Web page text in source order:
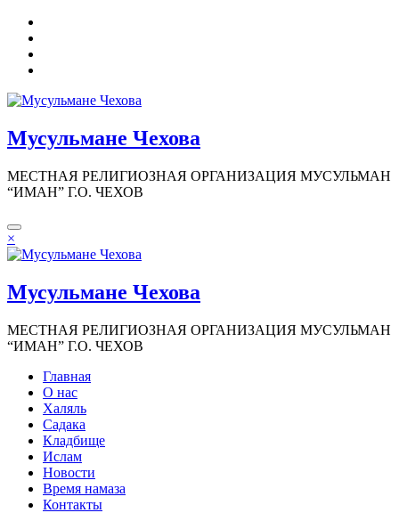
Перейти
содержимому
Мусульмане Чехова
МЕСТНАЯ РЕЛИГИОЗНАЯ ОРГАНИЗАЦИЯ МУСУЛЬМАН
“ИМАН” Г.О. ЧЕХОВ
×
Мусульмане Чехова
МЕСТНАЯ РЕЛИГИОЗНАЯ ОРГАНИЗАЦИЯ МУСУЛЬМАН
“ИМАН” Г.О. ЧЕХОВ
Главная
О нас
Халяль
Садака
Кладбище
Ислам
Новости
Время намаза
Контакты